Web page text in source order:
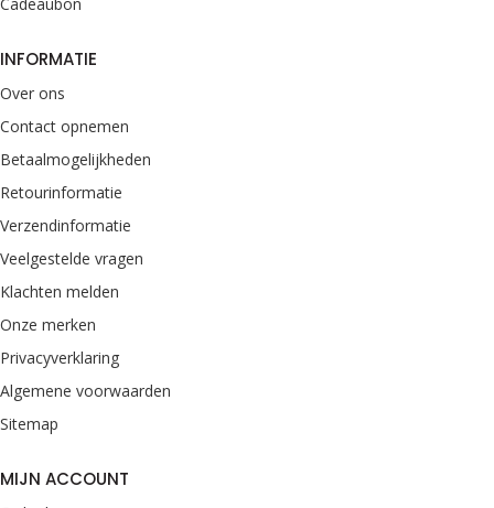
INFORMATIE
Over ons
Contact opnemen
Betaalmogelijkheden
Retourinformatie
Verzendinformatie
Veelgestelde vragen
Klachten melden
Onze merken
Privacyverklaring
Algemene voorwaarden
Sitemap
MIJN ACCOUNT